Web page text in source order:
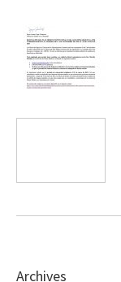
Archives